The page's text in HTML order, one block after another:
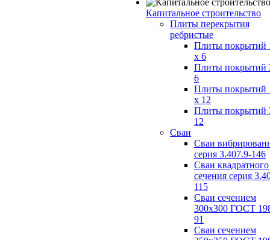
Капитальное строительство
Плиты перекрытия
ребристые
Плиты покрытий
x 6
Плиты покрытий
6
Плиты покрытий
x 12
Плиты покрытий
12
Сваи
Сваи
серия 3.407.9-146
Сваи квадратного
сечения серия
115
Сваи сечением
300х300 ГОСТ
91
Сваи сечением